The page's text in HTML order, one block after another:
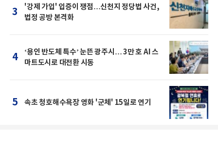
3
'강제 가입' 입증이 쟁점…신천지 정당법 사건,
법정 공방 본격화
4
‘용인 반도체 특수’ 눈뜬 광주시… 3만 호 AI 스
마트도시로 대전환 시동
5 속초 청호해수욕장 영화 '군체' 15일로 연기